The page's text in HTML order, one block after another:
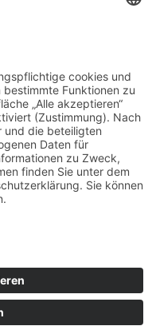
UA-DE Ausgabe“